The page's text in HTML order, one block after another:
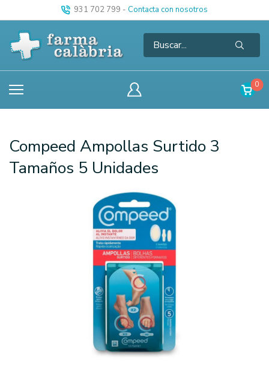
931 702 799 - Contacta con nosotros
0
Compeed Ampollas Surtido 3
Tamaños 5 Unidades